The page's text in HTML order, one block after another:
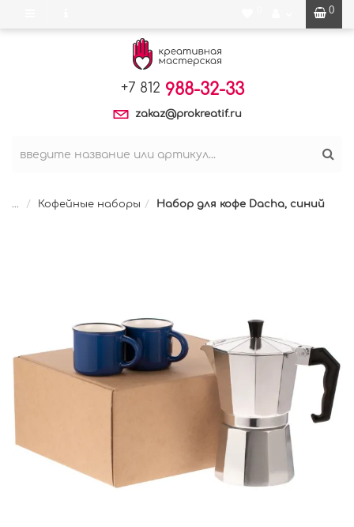
0
+7 812 988-32-33
zakaz@prokreatif.ru
... Кофейные наборы Набор для кофе Dacha, синий